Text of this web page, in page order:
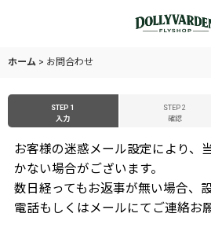
ホーム > お問合わせ
STEP 1
入力
STEP 2
確認
お客様の迷惑メール設定により、
かない場合がございます。
数日経ってもお返事が無い場合、
電話もしくはメールにてご連絡お